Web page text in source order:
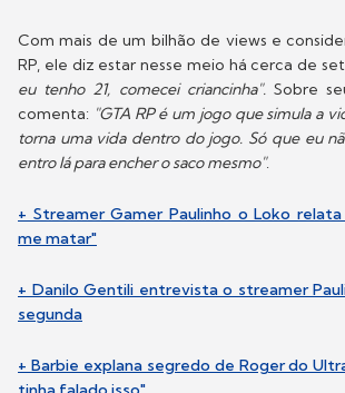
Com mais de um bilhão de views e
RP, ele diz estar nesse meio há cerca de
eu tenho 21, comecei criancinha".Sobre
comenta: "GTA RP é um jogo que simula a
torna uma vida dentro do jogo. Só que eu
entro lá para encher o saco mesmo".
+ Streamer Gamer Paulinho o Loko
me matar"
+ Danilo Gentili entrevista o streamer
segunda
+ Barbie explana segredo de Roger do